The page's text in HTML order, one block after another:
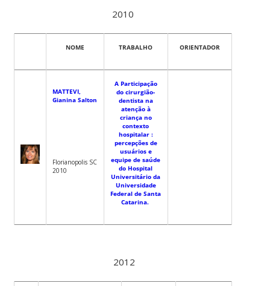
2010
NOME TRABALHO ORIENTADOR
MATTEVI,
Gianina Salton
Florianopolis SC
2010
A Participação
do cirurgião-
dentista na
atenção à
criança no
contexto
hospitalar :
percepções de
usuários e
equipe de saúde
do Hospital
Universitário da
Universidade
Federal de Santa
Catarina.
2012